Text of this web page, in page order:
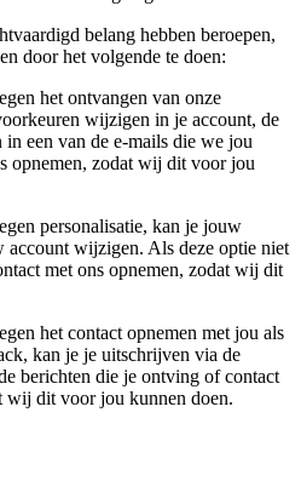
belang hebben beroepen,
door het volgende te doen:
het ontvangen van onze
wijzigen in je account, de
een van de e-mails die we jou
opnemen, zodat wij dit voor jou
personalisatie, kan je jouw
account wijzigen. Als deze optie niet
met ons opnemen, zodat wij dit
het contact opnemen met jou als
kan je je uitschrijven via de
berichten die je ontving of contact
wij dit voor jou kunnen doen.